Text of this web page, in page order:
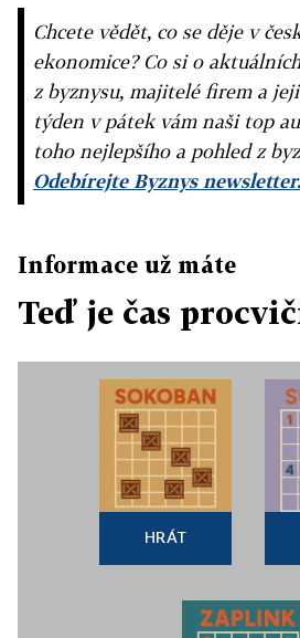
Chcete vědět, co se děje v
ekonomice? Co si o
z byznysu, majitelé firem a
týden v pátek vám naši top
toho nejlepšího a pohled z
Odebírejte Byznys newsletter.
Informace už máte
Teď je čas
HRÁT